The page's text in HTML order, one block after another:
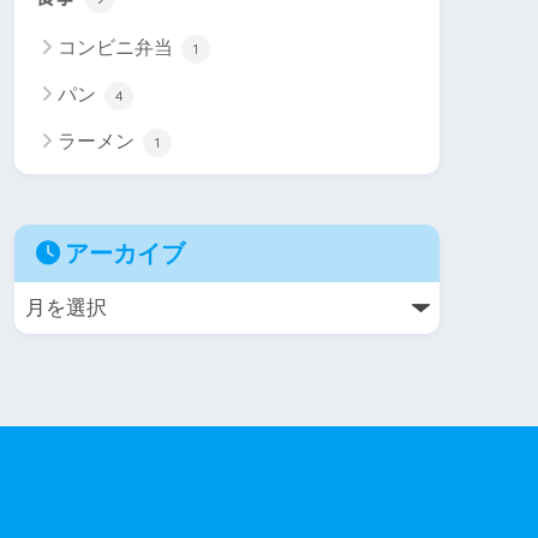
コンビニ弁当 1
パン 4
ラーメン 1
アーカイブ